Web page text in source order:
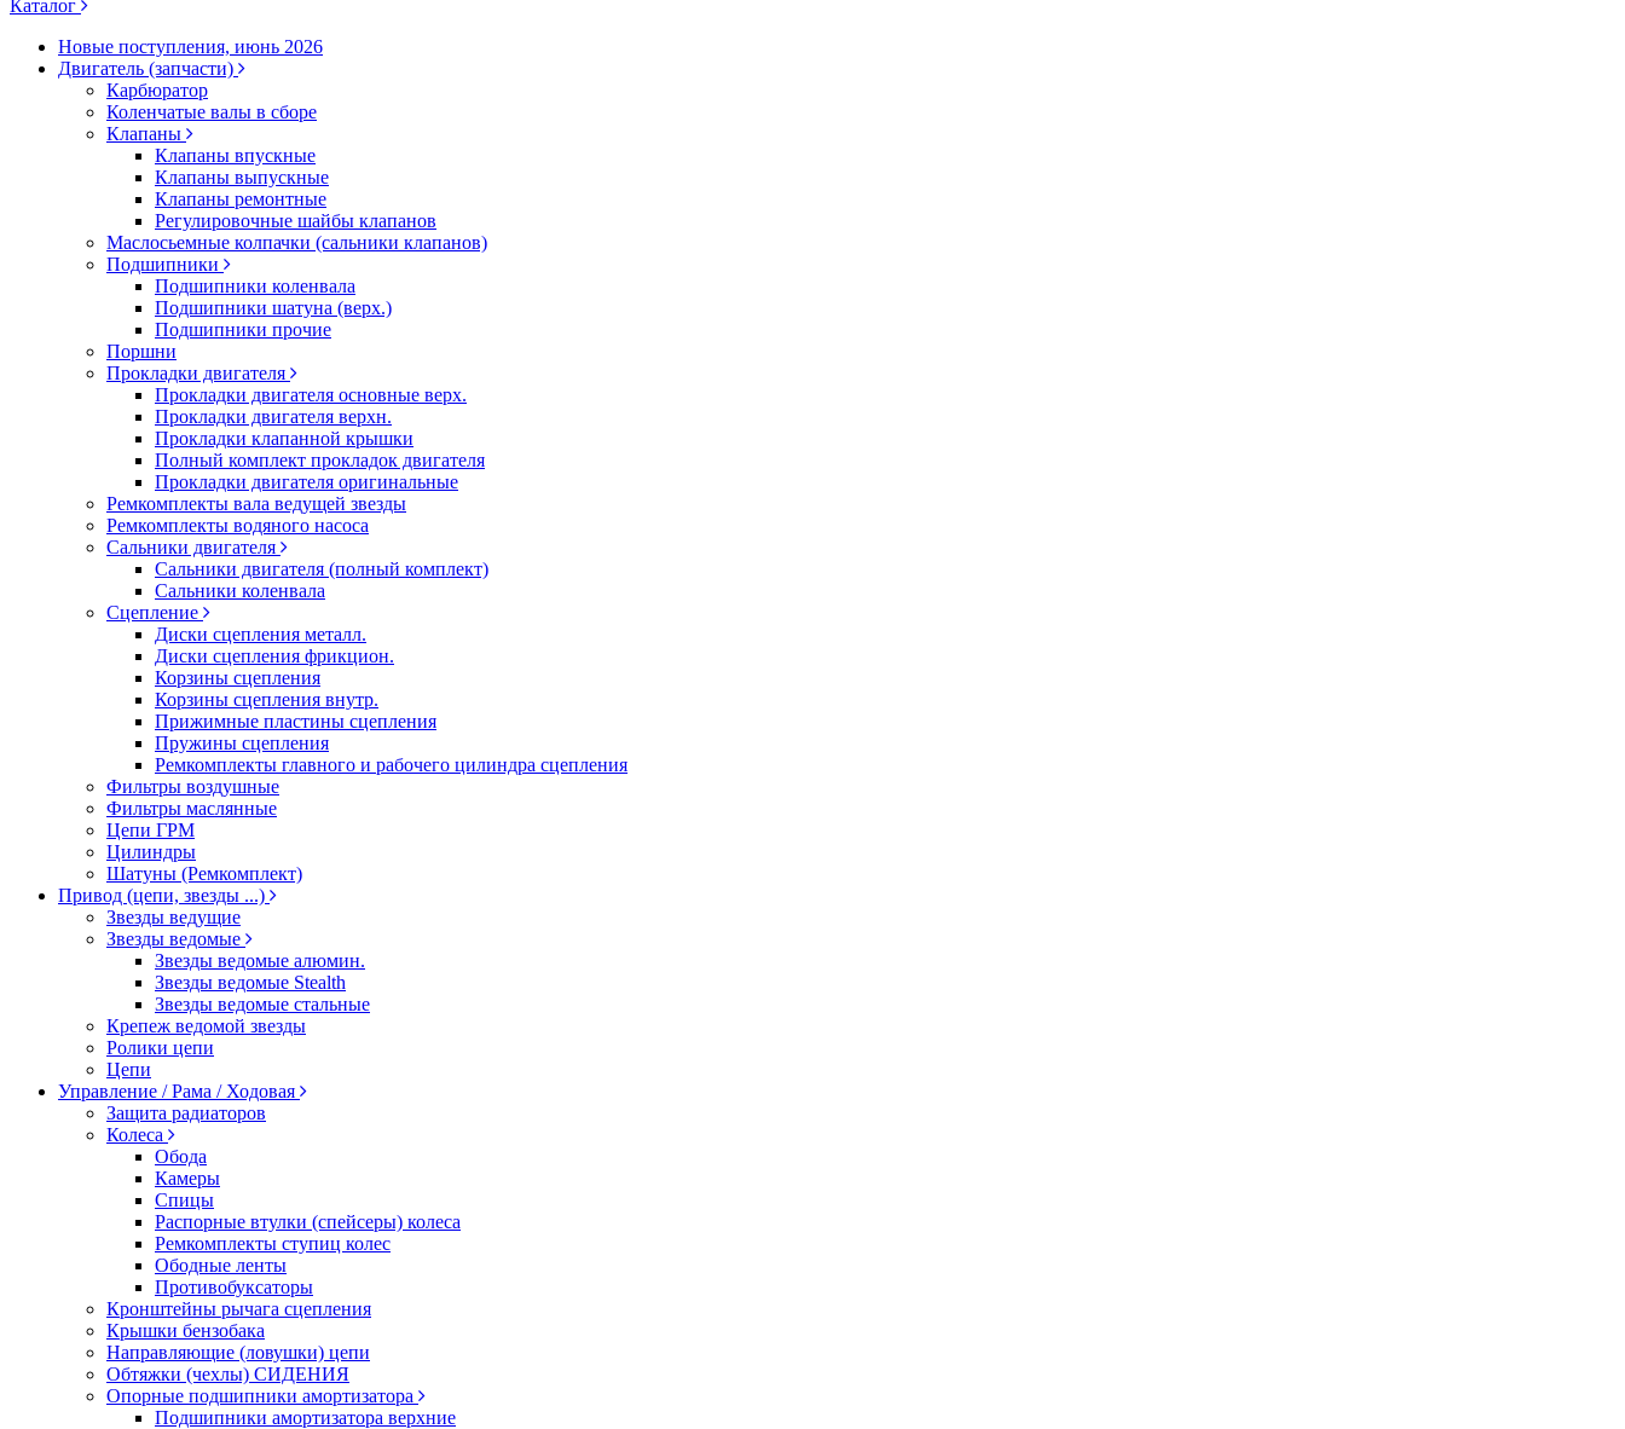
Каталог
Новые поступления, июнь 2026
Двигатель (запчасти)
Карбюратор
Коленчатые валы в сборе
Клапаны
Клапаны впускные
Клапаны выпускные
Клапаны ремонтные
Регулировочные шайбы клапанов
Маслосьемные колпачки (сальники клапанов)
Подшипники
Подшипники коленвала
Подшипники шатуна (верх.)
Подшипники прочие
Поршни
Прокладки двигателя
Прокладки двигателя основные верх.
Прокладки двигателя верхн.
Прокладки клапанной крышки
Полный комплект прокладок двигателя
Прокладки двигателя оригинальные
Ремкомплекты вала ведущей звезды
Ремкомплекты водяного насоса
Сальники двигателя
Сальники двигателя (полный комплект)
Сальники коленвала
Сцепление
Диски сцепления металл.
Диски сцепления фрикцион.
Корзины сцепления
Корзины сцепления внутр.
Прижимные пластины сцепления
Пружины сцепления
Ремкомплекты главного и рабочего цилиндра сцепления
Фильтры воздушные
Фильтры маслянные
Цепи ГРМ
Цилиндры
Шатуны (Ремкомплект)
Привод (цепи, звезды ...)
Звезды ведущие
Звезды ведомые
Звезды ведомые алюмин.
Звезды ведомые Stealth
Звезды ведомые стальные
Крепеж ведомой звезды
Ролики цепи
Цепи
Управление / Рама / Ходовая
Защита радиаторов
Колеса
Обода
Камеры
Спицы
Распорные втулки (спейсеры) колеса
Ремкомплекты ступиц колес
Ободные ленты
Противобуксаторы
Кронштейны рычага сцепления
Крышки бензобака
Направляющие (ловушки) цепи
Обтяжки (чехлы) СИДЕНИЯ
Опорные подшипники амортизатора
Подшипники амортизатора верхние